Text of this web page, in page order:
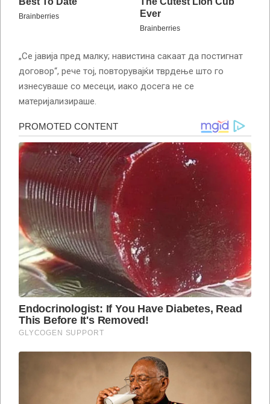
„Се јавија пред малку; навистина сакаат да постигнат
договор“, рече тој, повторувајќи тврдење што го
изнесуваше со месеци, иако досега не се
материјализираше.